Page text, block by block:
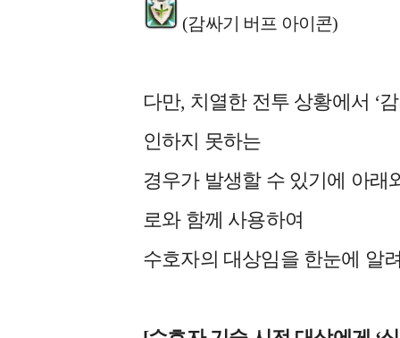
(감싸기 버프 아이콘)
다만, 치열한 전투 상황에서 ‘
인하지 못하는
경우가 발생할 수 있기에 아래
로와 함께 사용하여
수호자의 대상임을 한눈에 알